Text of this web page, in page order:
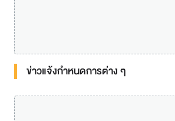
ข่าวแจ้งกำหนดการต่าง ๆ